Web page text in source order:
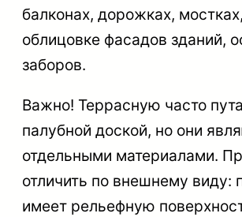
балконах, дорожках,
облицовке фасадов зданий,
заборов.
Важно! Террасную часто
палубной доской, но они
отдельными материалами.
отличить по внешнему виду:
имеет рельефную